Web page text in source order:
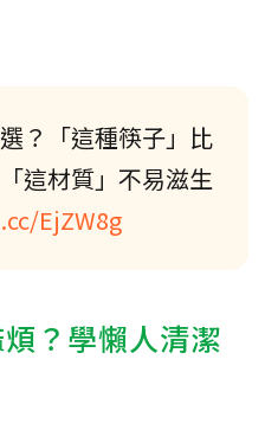
？「這種筷子」比
這材質」不易滋生
EjZW8g
？學懶人清潔